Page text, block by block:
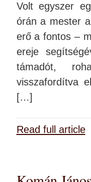
Volt egyszer
órán a mester
erő a fontos –
ereje
támadót,
visszafordítva
[…]
Read full article